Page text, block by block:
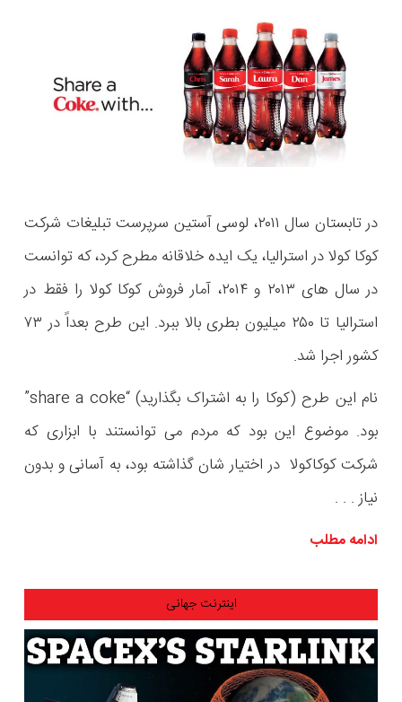
در تابستان سال ۲۰۱۱، لوسی آستین سرپرست تبلیغات شرکت
کوکا کولا در استرالیا، یک ایده خلاقانه مطرح کرد، که توانست
در سال های ۲۰۱۳ و ۲۰۱۴، آمار فروش کوکا کولا را فقط در
استرالیا تا ۲۵۰ میلیون بطری بالا ببرد. این طرح بعداً در ۷۳
کشور اجرا شد.
نام این طرح (کوکا را به اشتراک بگذارید) “share a coke”
بود. موضوع این بود که مردم می توانستند با ابزاری که
شرکت کوکاکولا در اختیار شان گذاشته بود، به آسانی و بدون
نیاز . . .
ادامه مطلب
اینترنت جهانی